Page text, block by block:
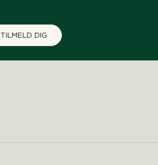
TILMELD DIG